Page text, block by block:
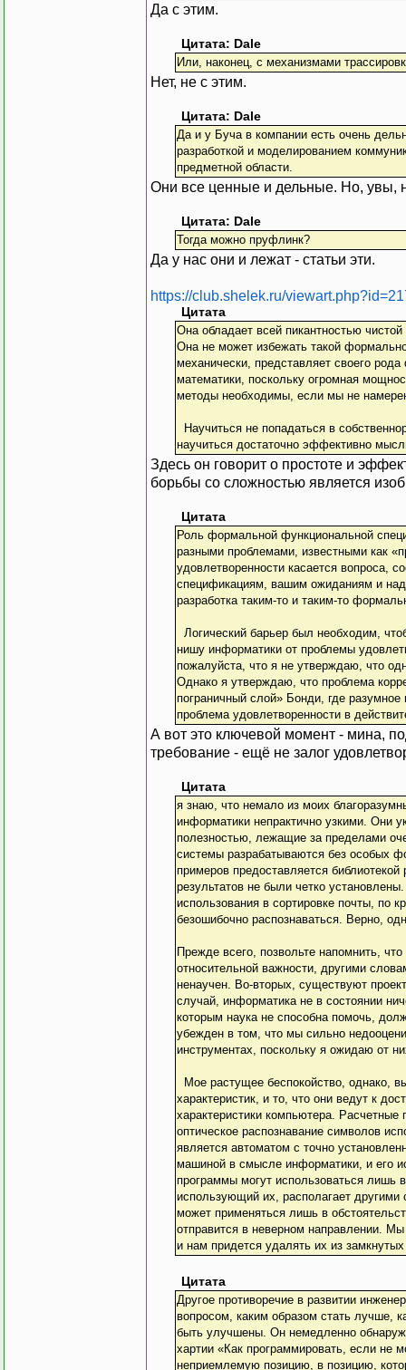
Да с этим.
Цитата: Dale
Или, наконец, с механизмами
Нет, не с этим.
Цитата: Dale
Да и у Буча в компании есть очень
разработкой и моделированием
предметной области.
Они все ценные и дельные. Но, увы,
Цитата: Dale
Тогда можно пруфлинк?
Да у нас они и лежат - статьи эти.
https://club.shelek.ru/
Цитата
Она обладает всей пикантностью
Она не может избежать такой
механически, представляет своего
математики, поскольку огромная
методы необходимы, если мы не
Научиться не попадаться в
научиться достаточно эффективно
Здесь он говорит о простоте и
борьбы со сложностью является
Цитата
Роль формальной функциональной
разными проблемами, известными как
удовлетворенности касается вопроса,
спецификациям, вашим ожиданиям и
разработка таким-то и таким-то
Логический барьер был необходим,
нишу информатики от проблемы
пожалуйста, что я не утверждаю, что
Однако я утверждаю, что проблема
пограничный слой» Бонди, где
проблема удовлетворенности в
А вот это ключевой момент - мина,
требование - ещё не залог
Цитата
я знаю, что немало из моих
информатики непрактично узкими. Они
полезностью, лежащие за пределами
системы разрабатываются без особых
примеров предоставляется
результатов не были четко
использования в сортировке почты, по
безошибочно распознаваться. Верно,
Прежде всего, позвольте напомнить,
относительной важности, другими
ненаучен. Во-вторых, существуют
случай, информатика не в состоянии
которым наука не способна помочь,
убежден в том, что мы сильно
инструментах, поскольку я ожидаю от
Мое растущее беспокойство, однако,
характеристик, и то, что они ведут к
характеристики компьютера.
оптическое распознавание символов
является автоматом с точно
машиной в смысле информатики, и его
программы могут использоваться лишь
использующий их, располагает другими
может применяться лишь в
отправится в неверном направлении.
и нам придется удалять их из
Цитата
Другое противоречие в развитии
вопросом, каким образом стать лучше,
быть улучшены. Он немедленно
хартии «Как программировать, если не
неприемлемую позицию, в позицию,